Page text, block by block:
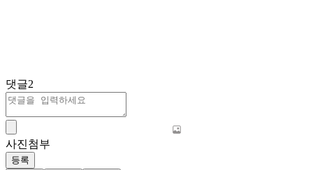
댓글2
사진첨부
등록